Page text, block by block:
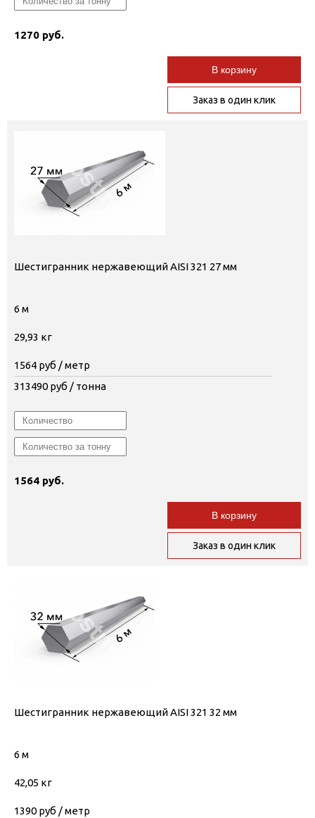
1270 руб.
В корзину
Заказ в один клик
Шестигранник нержавеющий AISI 321 27 мм
6 м
29,93 кг
1564 руб / метр
313490 руб / тонна
1564 руб.
В корзину
Заказ в один клик
Шестигранник нержавеющий AISI 321 32 мм
6 м
42,05 кг
1390 руб / метр